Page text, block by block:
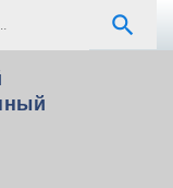
search